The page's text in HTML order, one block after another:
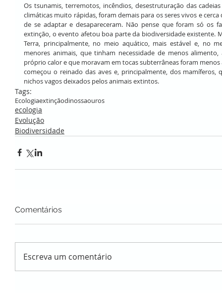
Os tsunamis, terremotos, incêndios, desestruturação das
climáticas muito rápidas, foram demais para os seres vivos e cerca
de se adaptar e desapareceram. Não pense que foram só os
extinção, o evento afetou boa parte da biodiversidade existente.
Terra, principalmente, no meio aquático, mais estável e, no
menores animais, que tinham necessidade de menos
próprio calor e que moravam em tocas subterrâneas foram
começou o reinado das aves e, principalmente, dos mamíferos,
nichos vagos deixados pelos animais extintos.
Tags:
Ecologiaextinçãodinossaouros
ecologia
Evolução
Biodiversidade
Comentários
Escreva um comentário